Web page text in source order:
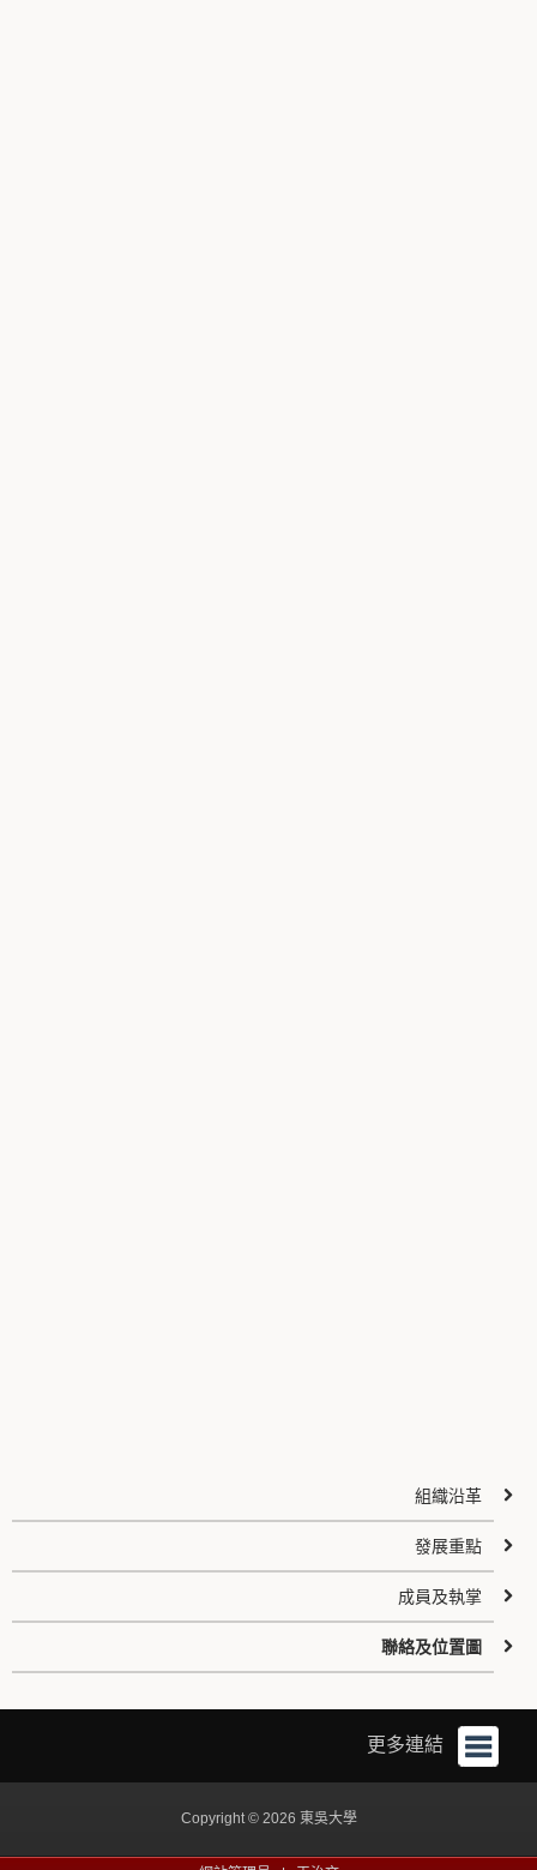
組織沿革
發展重點
成員及執掌
聯絡及位置圖
更多連結
Copyright © 2026 東吳大學